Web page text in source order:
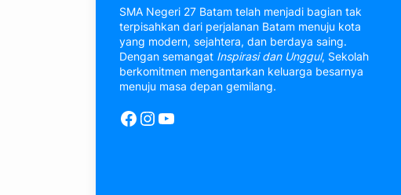
SMA Negeri 27 Batam telah menjadi bagian tak
terpisahkan dari perjalanan Batam menuju kota
yang modern, sejahtera, dan berdaya saing.
Dengan semangat Inspirasi dan Unggul, Sekolah
berkomitmen mengantarkan keluarga besarnya
menuju masa depan gemilang.
Facebook
Instagram
YouTube